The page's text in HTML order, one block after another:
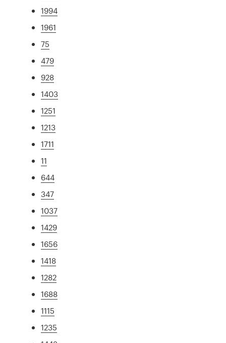
1994
1961
75
479
928
1403
1251
1213
1711
11
644
347
1037
1429
1656
1418
1282
1688
1115
1235